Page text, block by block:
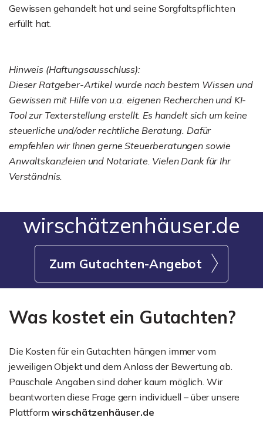
Gewissen gehandelt hat und seine Sorgfaltspflichten
erfüllt hat.
Hinweis (Haftungsausschluss):
Dieser Ratgeber-Artikel wurde nach bestem Wissen und
Gewissen mit Hilfe von u.a. eigenen Recherchen und KI-
Tool zur Texterstellung erstellt. Es handelt sich um keine
steuerliche und/oder rechtliche Beratung. Dafür
empfehlen wir Ihnen gerne Steuerberatungen sowie
Anwaltskanzleien und Notariate. Vielen Dank für Ihr
Verständnis.
wirschätzenhäuser.de
Zum Gutachten-Angebot
Was kostet ein Gutachten?
Die Kosten für ein Gutachten hängen immer vom
jeweiligen Objekt und dem Anlass der Bewertung ab.
Pauschale Angaben sind daher kaum möglich. Wir
beantworten diese Frage gern individuell – über unsere
Plattform wirschätzenhäuser.de